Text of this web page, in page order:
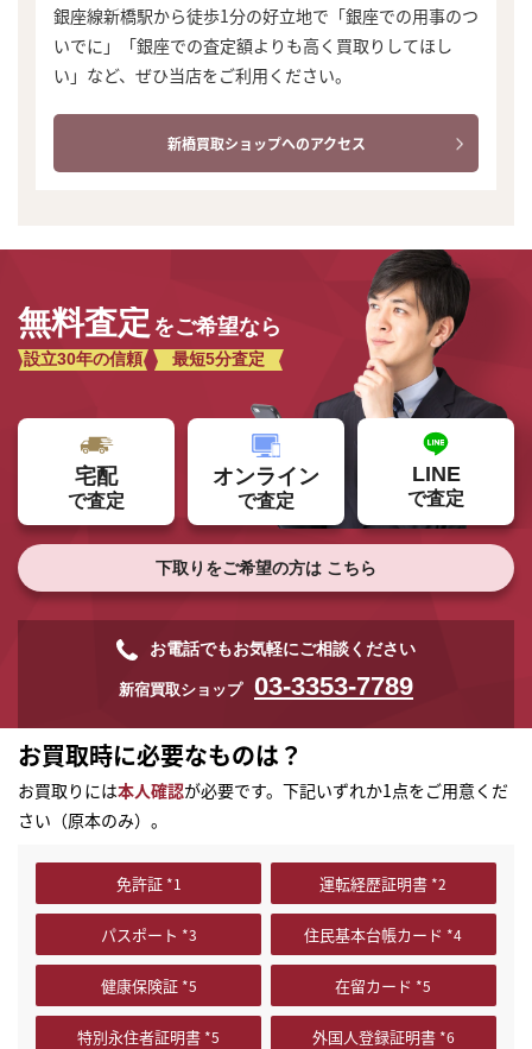
銀座線新橋駅から徒歩1分の好立地で「銀座での用事のつ
いでに」「銀座での査定額よりも高く買取りしてほし
い」など、ぜひ当店をご利用ください。
新橋買取ショップへのアクセス
無料査定 をご希望なら
設立30年の信頼 最短5分査定
宅配
で査定
オンライン
で査定
LINE
で査定
下取りをご希望の方は こちら
お電話でもお気軽にご相談ください
新宿買取ショップ 03-3353-7789
お買取時に必要なものは？
お買取りには本人確認が必要です。下記いずれか1点をご用意くだ
さい（原本のみ）。
免許証 運転経歴証明書
パスポート 住民基本台帳カード
健康保険証 在留カード
特別永住者証明書 外国人登録証明書